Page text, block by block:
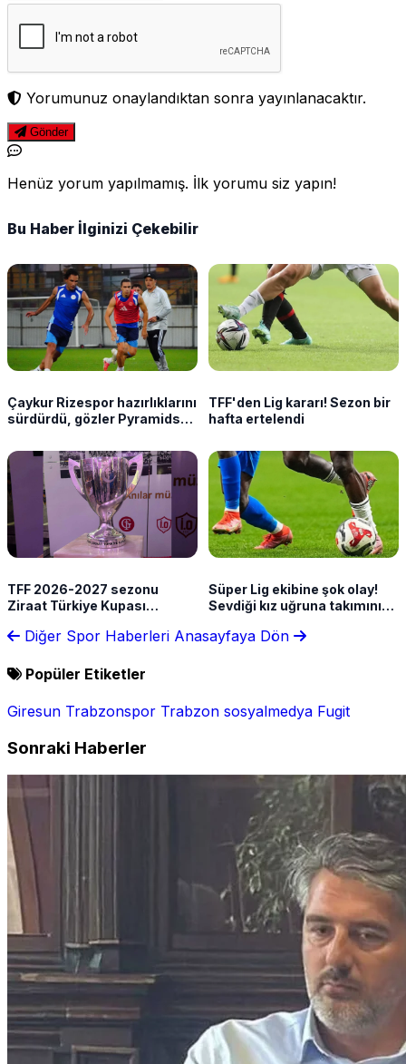
Yorumunuz onaylandıktan sonra yayınlanacaktır.
Gönder
Henüz yorum yapılmamış. İlk yorumu siz yapın!
Bu Haber İlginizi Çekebilir
Çaykur Rizespor hazırlıklarını
sürdürdü, gözler Pyramids
TFF'den Lig kararı! Sezon bir
hafta ertelendi
TFF 2026-2027 sezonu
Ziraat Türkiye Kupası
Süper Lig ekibine şok olay!
Sevdiği kız uğruna takımını
Diğer Spor Haberleri Anasayfaya Dön
Popüler Etiketler
Giresun Trabzonspor Trabzon sosyalmedya Fugit
Sonraki Haberler